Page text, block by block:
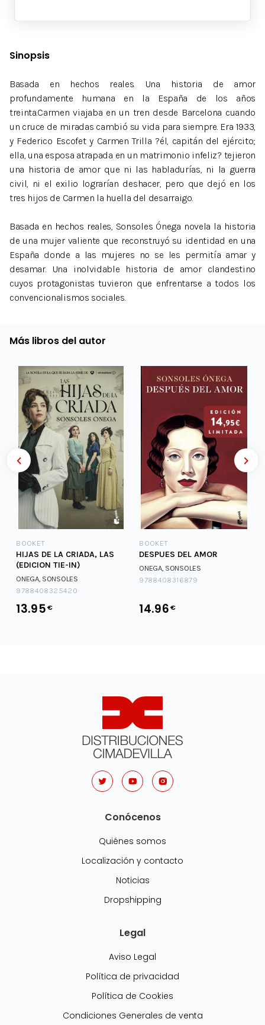
Sinopsis
Basada en hechos reales. Una historia de amor
profundamente humana en la España de los años
treinta.Carmen viajaba en un tren desde Barcelona cuando
un cruce de miradas cambió su vida para siempre. Era 1933,
y Federico Escofet y Carmen Trilla ?él, capitán del ejército;
ella, una esposa atrapada en un matrimonio infeliz? tejieron
una historia de amor que ni las habladurías, ni la guerra
civil, ni el exilio lograrían deshacer, pero que dejó en los
tres hijos de Carmen la huella del desarraigo.
Basada en hechos reales, Sonsoles Ónega novela la historia
de una mujer valiente que reconstruyó su identidad en una
España donde a las mujeres no se les permitía amar y
desamar. Una inolvidable historia de amor clandestino
cuyos protagonistas tuvieron que enfrentarse a todos los
convencionalismos sociales.
Más libros del autor
BOOKET
HIJAS DE LA CRIADA, LAS
(EDICION TIE-IN)
ONEGA, SONSOLES
9788408325420
13.95€
BOOKET
DESPUES DEL AMOR
ONEGA, SONSOLES
9788408316879
14.96€
Conócenos
Quiénes somos
Localización y contacto
Noticias
Dropshipping
Legal
Aviso Legal
Política de privacidad
Política de Cookies
Condiciones Generales de venta